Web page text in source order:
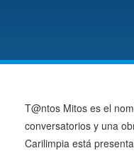
T@ntos Mitos es el
conversatorios y una
Carilimpia está